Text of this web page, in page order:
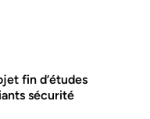
fin d’études
sécurité